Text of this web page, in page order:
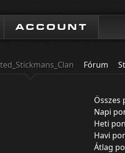
ACCOUNT
Fórum
Napi
Heti
Havi
Átlag